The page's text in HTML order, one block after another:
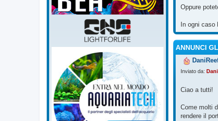
Oppure
In ogni caso
ANNUNCI
Inviato da:
Ciao a tutti!
Come molti
rendere il